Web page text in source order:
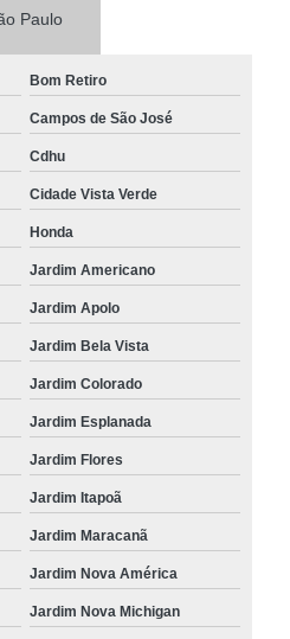
Paulo
Bom Retiro
Campos de São José
Cdhu
Cidade Vista Verde
Honda
Jardim Americano
Jardim Apolo
Jardim Bela Vista
Jardim Colorado
Jardim Esplanada
Jardim Flores
Jardim Itapoã
Jardim Maracanã
Jardim Nova América
Jardim Nova Michigan